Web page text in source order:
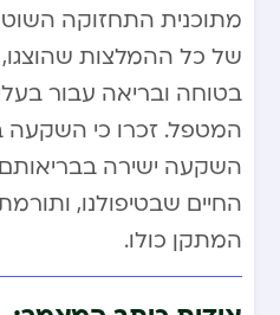
מתוכנית התחזוקה
של כל ההמלצות שהוצגו,
בטוחה ובריאה עבור
המטפל. זכרו כי השקעה
השקעה ישירה
החיים שבטיפולנו,
המתקן כולו.